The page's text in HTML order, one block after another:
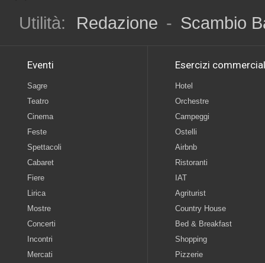
Utilità:
Redazione - Scambio
Eventi
Sagre
Teatro
Cinema
Feste
Spettacoli
Cabaret
Fiere
Lirica
Mostre
Concerti
Incontri
Mercati
Esercizi
Hotel
Orchestre
Campeggi
Ostelli
Airbnb
Ristoranti
IAT
Agriturist
Country House
Bed & Breakfast
Shopping
Pizzerie